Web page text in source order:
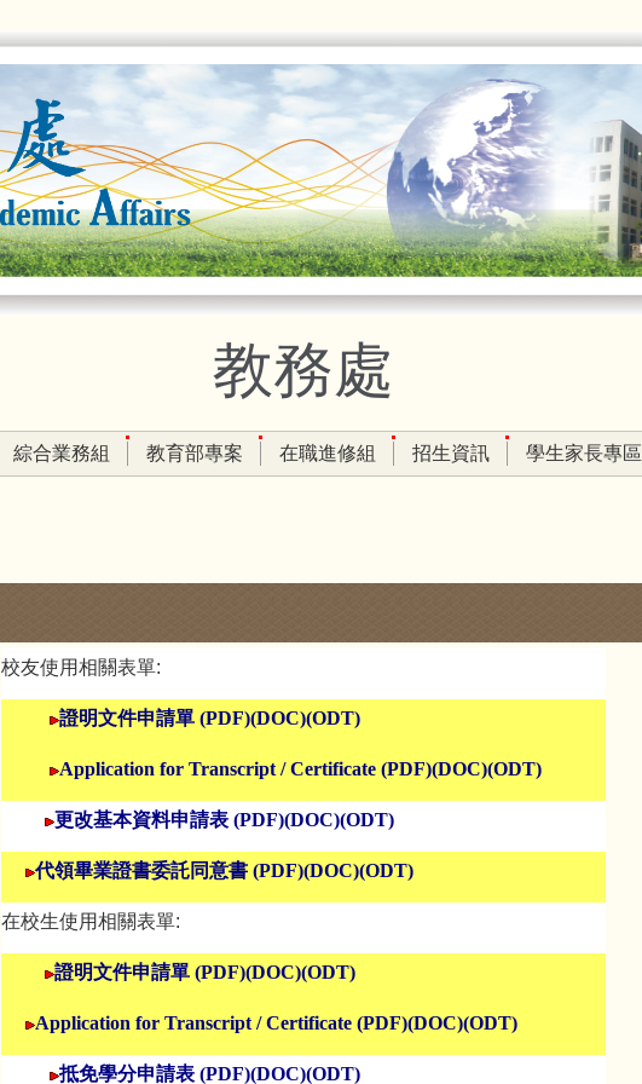
教務處
綜合業務組 教育部專案 在職進修組 招生資訊 學生家長專區
校友使用相關表單:
證明文件申請單 (PDF)(DOC)(ODT)
Application for Transcript / Certificate (PDF)(DOC)(ODT)
更改基本資料申請表 (PDF)(DOC)(ODT)
代領畢業證書委託同意書 (PDF)(DOC)(ODT)
在校生使用相關表單:
證明文件申請單 (PDF)(DOC)(ODT)
Application for Transcript / Certificate (PDF)(DOC)(ODT)
抵免學分申請表 (PDF)(DOC)(ODT)